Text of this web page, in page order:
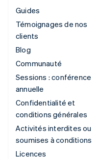
Guides
Témoignages de nos
clients
Blog
Communauté
Sessions : conférence
annuelle
Confidentialité et
conditions générales
Activités interdites ou
soumises à conditions
Licences